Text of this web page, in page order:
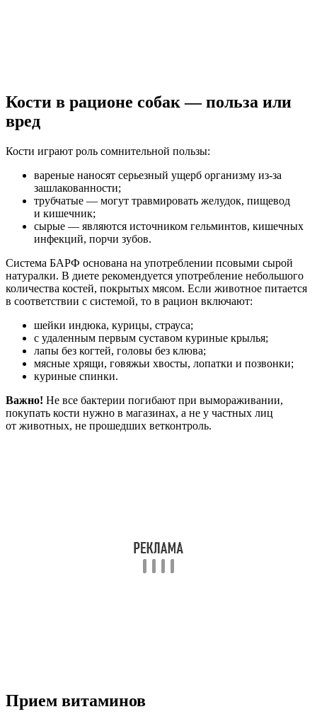
Кости в рационе собак — польза или
вред
Кости играют роль сомнительной пользы:
вареные наносят серьезный ущерб организму из-за
зашлакованности;
трубчатые — могут травмировать желудок, пищевод
и кишечник;
сырые — являются источником гельминтов, кишечных
инфекций, порчи зубов.
Система БАРФ основана на употреблении псовыми сырой
натуралки. В диете рекомендуется употребление небольшого
количества костей, покрытых мясом. Если животное питается
в соответствии с системой, то в рацион включают:
шейки индюка, курицы, страуса;
с удаленным первым суставом куриные крылья;
лапы без когтей, головы без клюва;
мясные хрящи, говяжьи хвосты, лопатки и позвонки;
куриные спинки.
Важно! Не все бактерии погибают при вымораживании,
покупать кости нужно в магазинах, а не у частных лиц
от животных, не прошедших ветконтроль.
Прием витаминов